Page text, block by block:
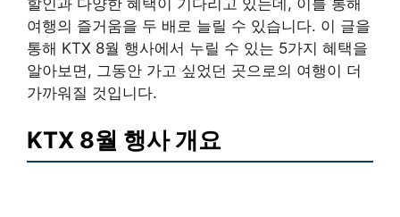
여행의 즐거움을 두 배로 늘릴 수 있습니다. 이 글을
통해 KTX 8월 행사에서 누릴 수 있는 5가지 혜택을
알아보면, 그동안 가고 싶었던 곳으로의 여행이 더
가까워질 것입니다.
KTX 8월 행사 개요